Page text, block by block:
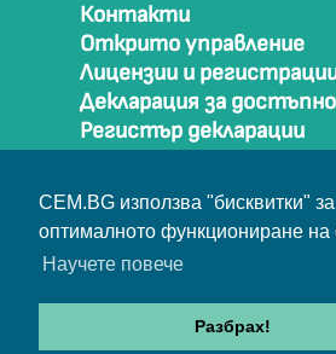
CEM.BG използва "бисквитки" за
оптималното функциониране на
Научете повече
Разбрах!
Контакти
Открито управление
Лицензии и
Декларация за
Регистър декларации
Карта на сайта
Архив
© Съвет за електронни